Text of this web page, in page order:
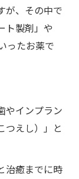
が、その中で
ト製剤」や
ったお薬で
やインプラン
つえし）」と
治癒までに時